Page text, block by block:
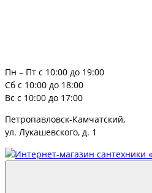
Пн – Пт с 10:00 до 19:00
Сб с 10:00 до 18:00
Вс с 10:00 до 17:00
Петропавловск-Камчатский,
ул. Лукашевского, д. 1